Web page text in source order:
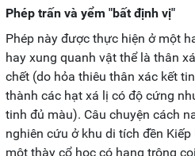
Phép trấn và yểm "bất định vị"
Phép này được thực hiện ở một
hay xung quanh vật thể là thân
chết (do hỏa thiêu thân xác kết
thành các hạt xá lị có độ cứng
tinh đủ màu). Câu chuyện cách
nghiên cứu ở khu di tích đền
một thày cổ học có hạng trông